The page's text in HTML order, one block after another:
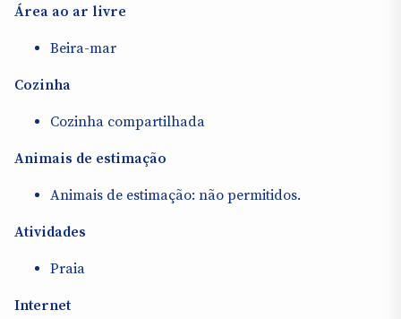
Área ao ar livre
Beira-mar
Cozinha
Cozinha compartilhada
Animais de estimação
Animais de estimação: não permitidos.
Atividades
Praia
Internet